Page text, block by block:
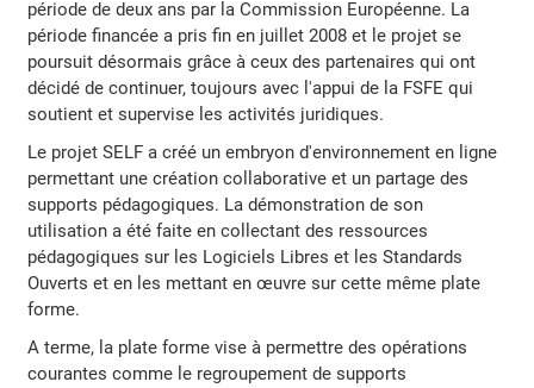
période de deux ans par la Commission Européenne. La
période financée a pris fin en juillet 2008 et le projet se
poursuit désormais grâce à ceux des partenaires qui ont
décidé de continuer, toujours avec l'appui de la FSFE qui
soutient et supervise les activités juridiques.
Le projet SELF a créé un embryon d'environnement en ligne
permettant une création collaborative et un partage des
supports pédagogiques. La démonstration de son
utilisation a été faite en collectant des ressources
pédagogiques sur les Logiciels Libres et les Standards
Ouverts et en les mettant en œuvre sur cette même plate
forme.
A terme, la plate forme vise à permettre des opérations
courantes comme le regroupement de supports